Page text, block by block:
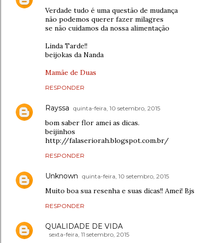
Verdade tudo é uma questão de mudança
não podemos querer fazer milagres
se não cuidamos da nossa alimentação
Linda Tarde!!
beijokas da Nanda
Mamãe de Duas
RESPONDER
Rayssa quinta-feira, 10 setembro, 2015
bom saber flor amei as dicas.
beijinhos
http://falaseriorah.blogspot.com.br/
RESPONDER
Unknown quinta-feira, 10 setembro, 2015
Muito boa sua resenha e suas dicas!! Amei! Bjs
RESPONDER
QUALIDADE DE VIDA
sexta-feira, 11 setembro, 2015